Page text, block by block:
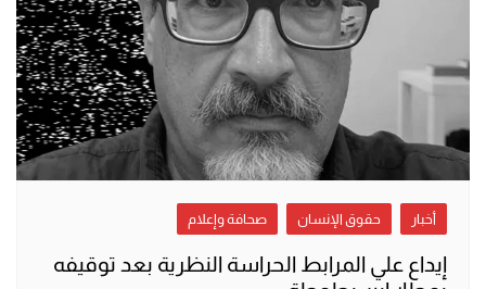
أخبار حقوق الإنسان صحافة وإعلام
إيداع علي المرابط الحراسة النظرية بعد توقيفه